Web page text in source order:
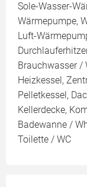
Sole-Wasser-
Wärmepumpe,
Luft-
Brauchwasser /
Heizkessel,
Pelletkessel,
Kellerdecke,
Badewanne /
Toilette / WC